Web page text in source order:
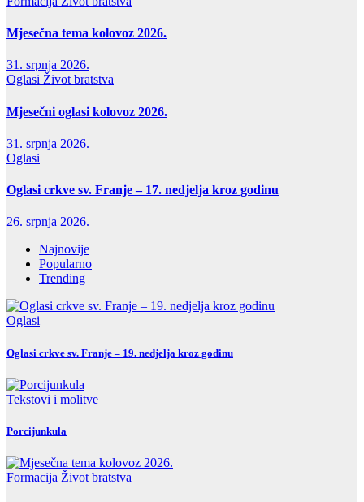
Mjesečna tema kolovoz 2026.
31. srpnja 2026.
Oglasi Život bratstva
Mjesečni oglasi kolovoz 2026.
31. srpnja 2026.
Oglasi
Oglasi crkve sv. Franje – 17. nedjelja kroz godinu
26. srpnja 2026.
Najnovije
Popularno
Trending
Oglasi
Oglasi crkve sv. Franje – 19. nedjelja kroz godinu
Tekstovi i molitve
Porcijunkula
Formacija Život bratstva